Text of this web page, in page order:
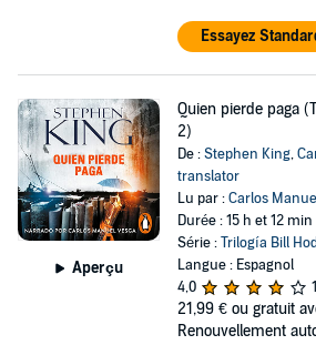
Essayez
Aperçu
Quien pierde paga
2)
De :Stephen King,
translator
Lu par :Carlos
Durée : 15 h et 12 min
Série :Trilogía Bill
Langue : Espagnol
4,0
21,99 € ou gratuit
Renouvellement